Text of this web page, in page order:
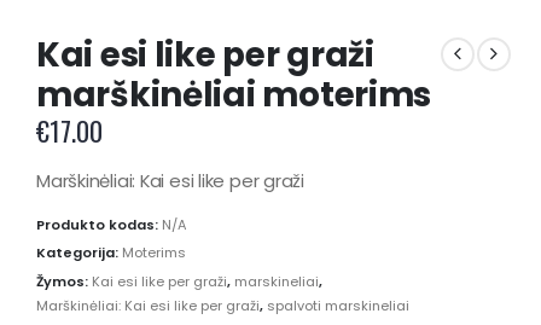
Kai esi like per graži
marškinėliai moterims
€17.00
Marškinėliai: Kai esi like per graži
Produkto kodas: N/A
Kategorija: Moterims
Žymos: Kai esi like per graži, marskineliai,
Marškinėliai: Kai esi like per graži, spalvoti marskineliai